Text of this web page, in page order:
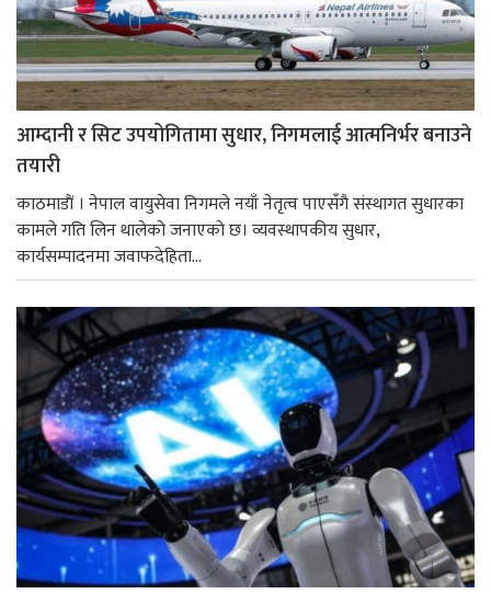
आम्दानी र सिट उपयोगितामा सुधार, निगमलाई आत्मनिर्भर बनाउने
तयारी
काठमाडाैं । नेपाल वायुसेवा निगमले नयाँ नेतृत्व पाएसँगै संस्थागत सुधारका
कामले गति लिन थालेको जनाएको छ। व्यवस्थापकीय सुधार,
कार्यसम्पादनमा जवाफदेहिता...